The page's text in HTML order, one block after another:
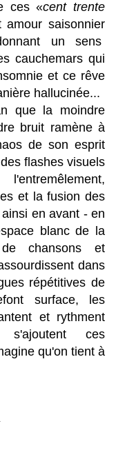
ces «cent trente
amour saisonnier
un sens
cauchemars qui
et ce rêve
hallucinée...
que la moindre
bruit ramène à
de son esprit
flashes visuels
et la fusion des
en avant - en
blanc de la
chansons et
dans
répétitives de
surface, les
et rythment
ces
qu'on tient à